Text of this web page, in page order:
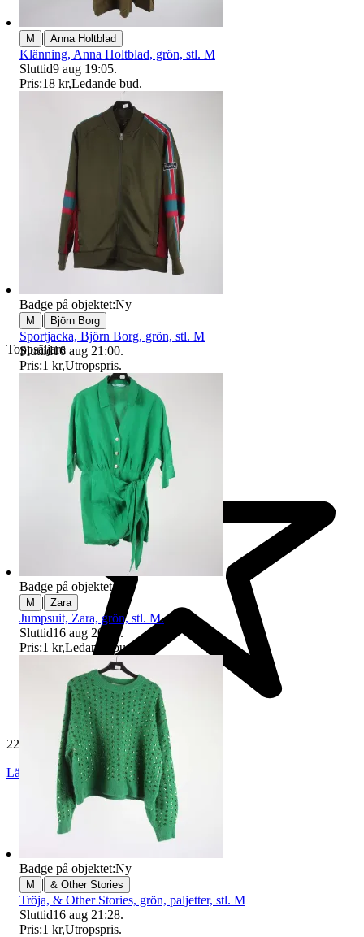
Toppsäljare
229 552 omdömen
Läs omdömen Följ
M | Anna Holtblad
Klänning, Anna Holtblad, grön, stl. M
Sluttid9 aug 19:05.
Pris:18 kr,Ledande bud.
Badge på objektet:Ny
M | Björn Borg
Sportjacka, Björn Borg, grön, stl. M
Sluttid16 aug 21:00.
Pris:1 kr,Utropspris.
Badge på objektet:
M | Zara
Jumpsuit, Zara, grön, stl. M.
Sluttid16 aug 20:54.
Pris:1 kr,Ledande bud
Badge på objektet:Ny
M | & Other Stories
Tröja, & Other Stories, grön, paljetter, stl. M
Sluttid16 aug 21:28.
Pris:1 kr,Utropspris.